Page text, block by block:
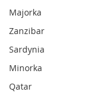
Majorka
Zanzibar
Sardynia
Minorka
Qatar